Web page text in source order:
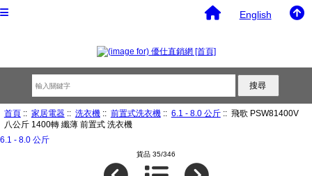
English
首頁:: 家居電器:: 洗衣機:: 前置式洗衣機:: 6.1 - 8.0 公斤:: 飛歌 PSW81400V
八公斤 1400轉 纖薄 前置式 洗衣機
6.1 - 8.0 公斤
貨品 35/346